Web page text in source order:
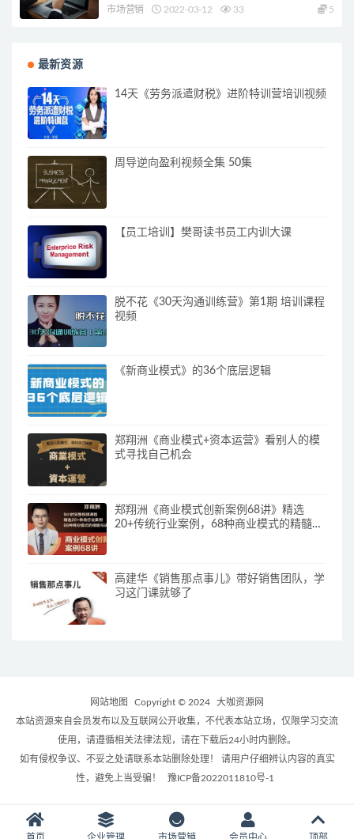
市场营销 2022-03-12 33 5
最新资源
14天《劳务派遣财税》进阶特训营培训视频
周导逆向盈利视频全集 50集
【员工培训】樊哥读书员工内训大课
脱不花《30天沟通训练营》第1期 培训课程
视频
《新商业模式》的36个底层逻辑
郑翔洲《商业模式+资本运营》看别人的模
式寻找自己机会
郑翔洲《商业模式创新案例68讲》精选
20+传统行业案例，68种商业模式的精髓与
高建华《销售那点事儿》带好销售团队，学
习这门课就够了
网站地图 Copyright © 2024
大咖资源网
本站资源来自会员发布以及互联网公开收集，不代表本站立场，仅限学习交流
使用，请遵循相关法律法规，请在下载后24小时内删除。
如有侵权争议、不妥之处请联系本站删除处理！ 请用户仔细辨认内容的真实
性，避免上当受骗！
豫ICP备2022011810号-1